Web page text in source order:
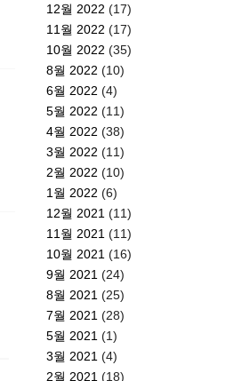
12월 2022 (17)
11월 2022 (17)
10월 2022 (35)
8월 2022 (10)
6월 2022 (4)
5월 2022 (11)
4월 2022 (38)
3월 2022 (11)
2월 2022 (10)
1월 2022 (6)
12월 2021 (11)
11월 2021 (11)
10월 2021 (16)
9월 2021 (24)
8월 2021 (25)
7월 2021 (28)
5월 2021 (1)
3월 2021 (4)
2월 2021 (18)